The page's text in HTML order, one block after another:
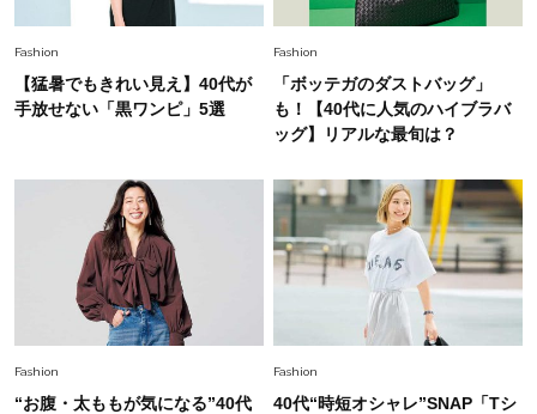
【最旬かごバッグ】6選
【40代夏コーデ】猛暑でも快適＆上品に！体型
カバーも叶う厳選アイテム〈13選〉
Fashion
どんな顔タイプにも合う！40代にカジュアルす
ぎない【キャップ＆ハット】4選
Fashion
【猛暑でもきれい見え】40代が
手放せない「黒ワンピ」5選
Fashion
「ボッテガのダストバッグ」
も！【40代に人気のハイブラバ
ッグ】リアルな最旬は？
Fashion
“お腹・太ももが気になる”40代
Fashion
40代“時短オシャレ”SNAP「Tシ